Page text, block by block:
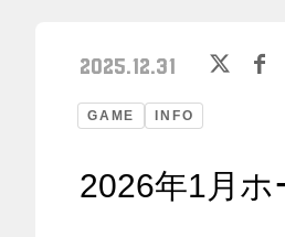
GAME INFO
2025.12.31
2026年1月